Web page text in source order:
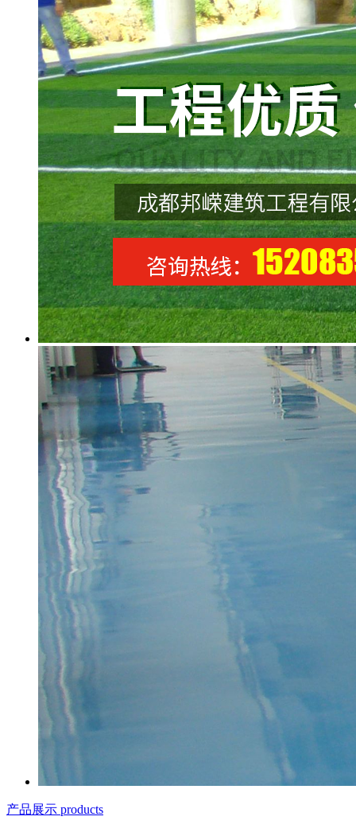
产品展示 products